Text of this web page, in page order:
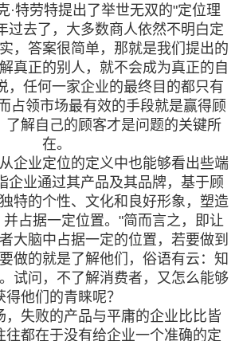
劳特提出了举世无双的"定位理
过去了，大多数商人依然不明白定
，答案很简单，那就是我们提出的
真正的别人，就不会成为真正的自
，任何一家企业的最终目的都只有
占领市场最有效的手段就是赢得顾
了解自己的顾客才是问题的关键所
在。
业定位的定义中也能够看出些端
企业通过其产品及其品牌，基于顾
特的个性、文化和良好形象，塑造
占据一定位置。"简而言之，即让
大脑中占据一定的位置，若要做到
做的就是了解他们，俗语有云：知
试问，不了解消费者，又怎么能够
得他们的青睐呢？
失败的产品与平庸的企业比比皆
往都在于没有给企业一个准确的定